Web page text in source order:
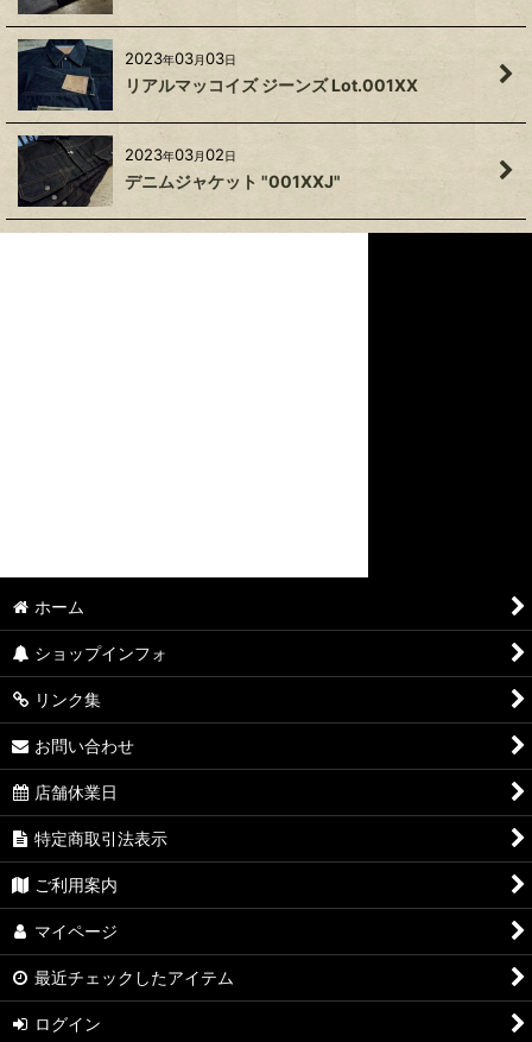
2023年03月03日
リアルマッコイズ ジーンズ Lot.001XX
2023年03月02日
デニムジャケット "001XXJ"
ホーム
ショップインフォ
リンク集
お問い合わせ
店舗休業日
特定商取引法表示
ご利用案内
マイページ
最近チェックしたアイテム
ログイン